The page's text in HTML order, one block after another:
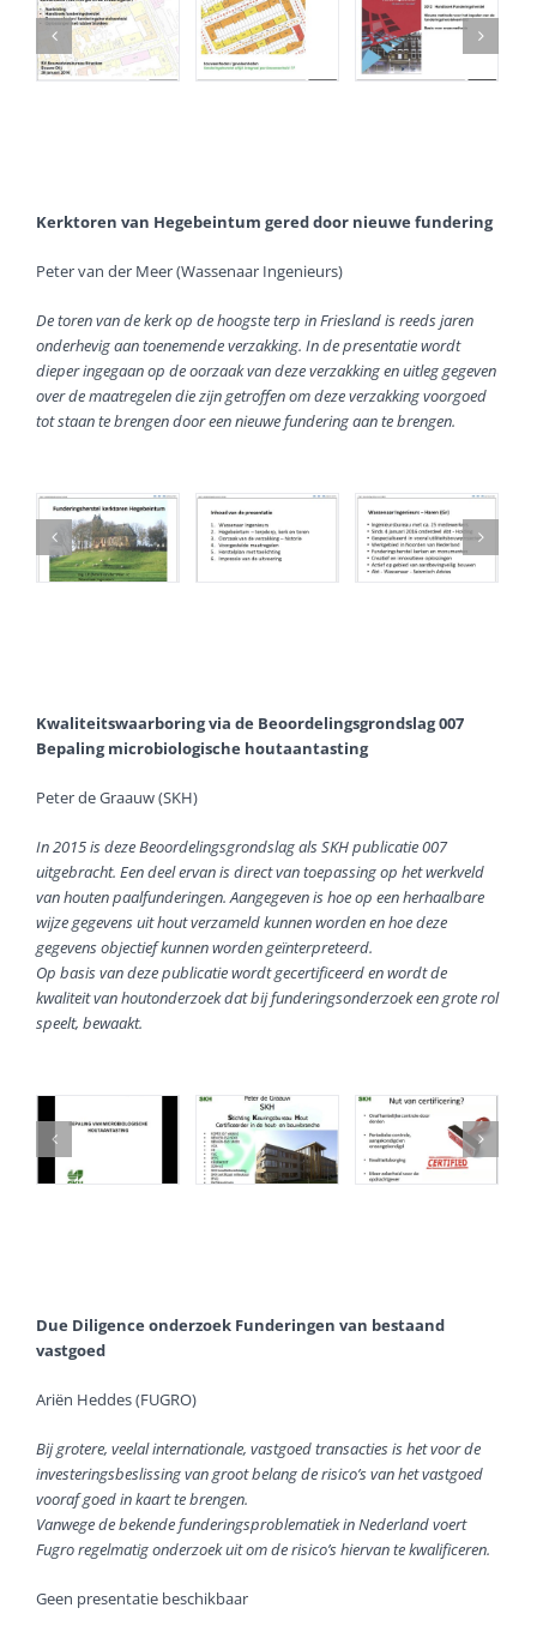
Kerktoren van Hegebeintum gered door nieuwe fundering
Peter van der Meer (Wassenaar Ingenieurs)
De toren van de kerk op de hoogste terp in Friesland is reeds jaren
onderhevig aan toenemende verzakking. In de presentatie wordt
dieper ingegaan op de oorzaak van deze verzakking en uitleg gegeven
over de maatregelen die zijn getroffen om deze verzakking voorgoed
tot staan te brengen door een nieuwe fundering aan te brengen.
Kwaliteitswaarboring via de Beoordelingsgrondslag 007
Bepaling microbiologische houtaantasting
Peter de Graauw (SKH)
In 2015 is deze Beoordelingsgrondslag als SKH publicatie 007
uitgebracht. Een deel ervan is direct van toepassing op het werkveld
van houten paalfunderingen. Aangegeven is hoe op een herhaalbare
wijze gegevens uit hout verzameld kunnen worden en hoe deze
gegevens objectief kunnen worden geïnterpreteerd.
Op basis van deze publicatie wordt gecertificeerd en wordt de
kwaliteit van houtonderzoek dat bij funderingsonderzoek een grote rol
speelt, bewaakt.
Due Diligence onderzoek Funderingen van bestaand
vastgoed
Ariën Heddes (FUGRO)
Bij grotere, veelal internationale, vastgoed transacties is het voor de
investeringsbeslissingvan groot belang de risico’s van het vastgoed
vooraf goed in kaart te brengen.
Vanwege de bekende funderingsproblematiek in Nederland voert
Fugro regelmatigonderzoek uit om de risico’s hiervan te kwalificeren.
Geen presentatie beschikbaar